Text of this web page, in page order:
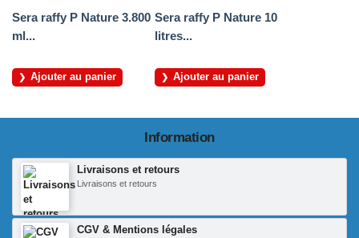
Sera raffy P Nature 3.800
ml...
Ajouter au panier
Sera raffy P Nature 10
litres...
Ajouter au panier
Information
Livraisons et retours
Livraisons et retours
CGV & Mentions légales